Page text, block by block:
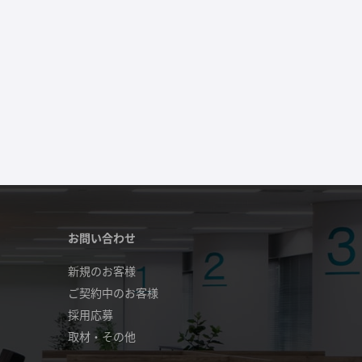
お問い合わせ
新規のお客様
ご契約中のお客様
採用応募
取材・その他